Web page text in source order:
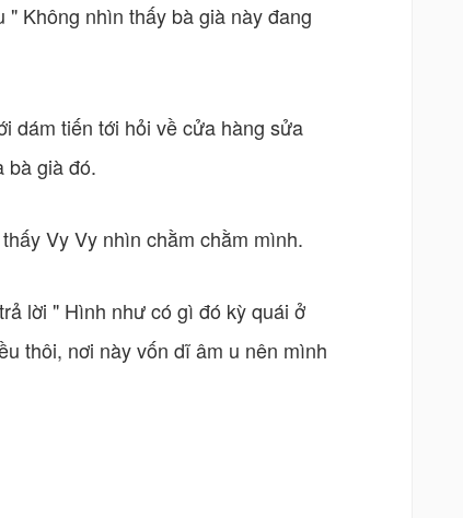
Không nhìn thấy bà già này đang
dám tiến tới hỏi về cửa hàng sửa
bà già đó.
Vy Vy nhìn chằm chằm mình.
lời " Hình như có gì đó kỳ quái ở
thôi, nơi này vốn dĩ âm u nên mình